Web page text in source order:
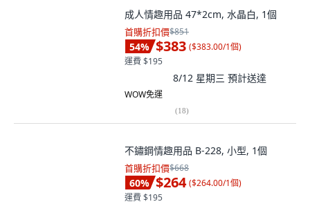
成人情趣用品 47*2cm, 水晶白, 1個
首購折扣價$851
54% $383 ($383.00/1個)
運費 $195
8/12 星期三 預計送達
WOW免運
(18)
不鏽鋼情趣用品 B-228, 小型, 1個
首購折扣價$668
60% $264 ($264.00/1個)
運費 $195